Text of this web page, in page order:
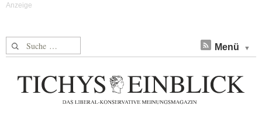
Suche nach: Menü